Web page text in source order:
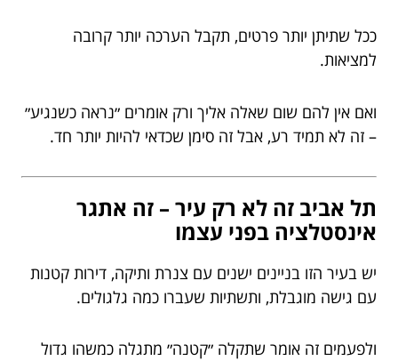
ככל שתיתן יותר פרטים, תקבל הערכה יותר קרובה
למציאות.
ואם אין להם שום שאלה אליך ורק אומרים ״נראה כשנגיע״
– זה לא תמיד רע, אבל זה סימן שכדאי להיות יותר חד.
תל אביב זה לא רק עיר – זה אתגר
אינסטלציה בפני עצמו
יש בעיר הזו בניינים ישנים עם צנרת ותיקה, דירות קטנות
עם גישה מוגבלת, ותשתיות שעברו כמה גלגולים.
ולפעמים זה אומר שתקלה ״קטנה״ מתגלה כמשהו גדול